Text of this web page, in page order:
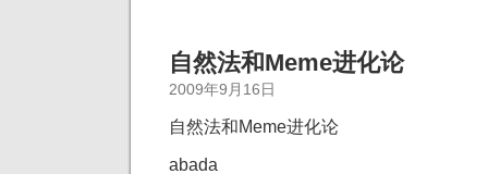
自然法和Meme进化论
2009年9月16日
自然法和Meme进化论
abada